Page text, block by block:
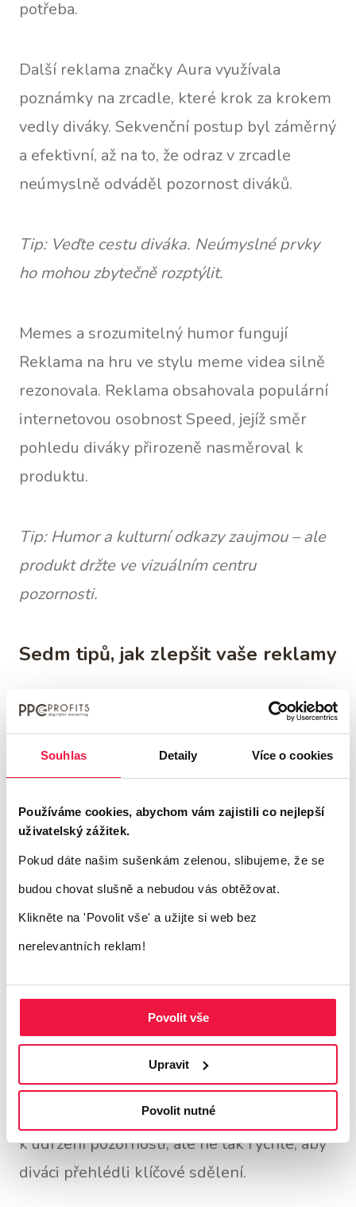
Souhlas Detaily Více o cookies
Používáme cookies, abychom vám zajistili co nejlepší
uživatelský zážitek.
Pokud dáte našim sušenkám zelenou, slibujeme, že se
budou chovat slušně a nebudou vás obtěžovat.
Klikněte na 'Povolit vše' a užijte si web bez
nerelevantních reklam!
Povolit vše
Upravit
Povolit nutné
potřeba.
Další reklama značky Aura využívala
poznámky na zrcadle, které krok za krokem
vedly diváky. Sekvenční postup byl záměrný
a efektivní, až na to, že odraz v zrcadle
neúmyslně odváděl pozornost diváků.
Tip: Veďte cestu diváka. Neúmyslné prvky
ho mohou zbytečně rozptýlit.
Memes a srozumitelný humor fungují
Reklama na hru ve stylu meme videa silně
rezonovala. Reklama obsahovala populární
internetovou osobnost Speed, jejíž směr
pohledu diváky přirozeně nasměroval k
produktu.
Tip: Humor a kulturní odkazy zaujmou – ale
produkt držte ve vizuálním centru
pozornosti.
Sedm tipů, jak zlepšit vaše reklamy
Stanovte svůj cíl hned na začátku
Určete, na co by se měl divák dívat – a
kolem toho postavte vizuální hierarchii.
Používejte pohyb cíleně
Pohyb by měl vést pozornost, ne odvádět ji
od hlavního sdělení.
Využívejte vizuální pomůcky
jsou silné nástroje pro nasměrování zraku
Každý střih má smysl
Ve video reklamách používejte rychlé střihy
k udržení pozornosti, ale ne tak rychlé, aby
diváci přehlédli klíčové sdělení.